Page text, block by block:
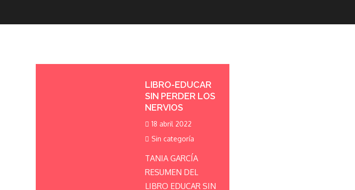
LIBRO-EDUCAR
SIN PERDER LOS
NERVIOS
18 abril 2022
Sin categoría
TANIA GARCÍA
RESUMEN DEL
LIBRO EDUCAR SIN